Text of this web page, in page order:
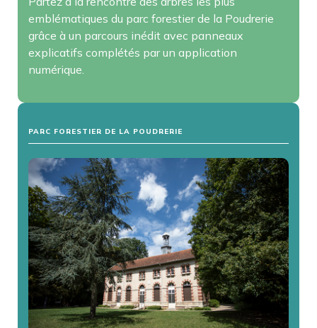
emblématiques du parc forestier de la Poudrerie
grâce à un parcours inédit avec panneaux
explicatifs complétés par un application
numérique.
PARC FORESTIER DE LA POUDRERIE